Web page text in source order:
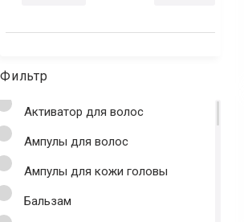
Фильтр
Активатор для волос
Ампулы для волос
Ампулы для кожи головы
Бальзам